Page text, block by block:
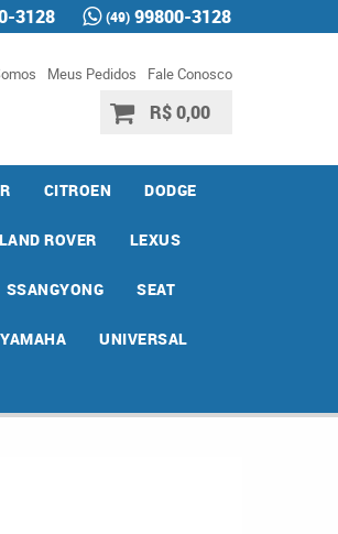
3128 (49) 99800-3128
Meus Pedidos Fale Conosco
R$ 0,00
CITROEN DODGE
LAND ROVER LEXUS
SSANGYONG SEAT
YAMAHA UNIVERSAL